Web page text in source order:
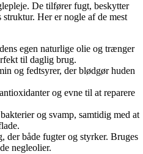
De tilfører fugt, beskytter
Her er nogle af de mest
egen naturlige olie og trænger
til daglig brug.
og fedtsyrer, der blødgør huden
og evne til at reparere
og svamp, samtidig med at
der både fugter og styrker. Bruges
negleolier.